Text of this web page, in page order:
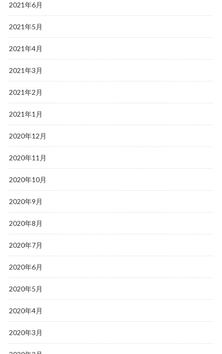
2021年6月
2021年5月
2021年4月
2021年3月
2021年2月
2021年1月
2020年12月
2020年11月
2020年10月
2020年9月
2020年8月
2020年7月
2020年6月
2020年5月
2020年4月
2020年3月